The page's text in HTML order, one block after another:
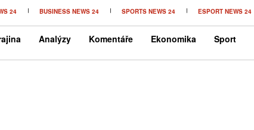
24 BUSINESS NEWS 24 SPORTS NEWS 24 ESPORT NEWS 24
Analýzy Komentáře Ekonomika Sport